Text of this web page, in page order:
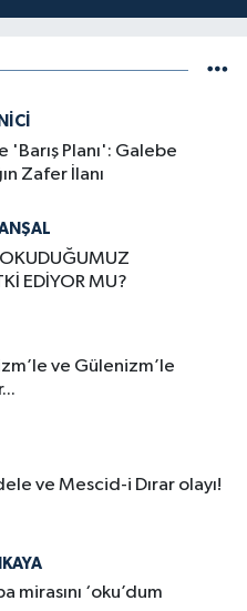
'Barış Planı': Galebe
Zafer İlanı
EDİYOR MU?
ve Gülenizm’le
ve Mescid-i Dırar olayı!
mirasını ‘oku’dum